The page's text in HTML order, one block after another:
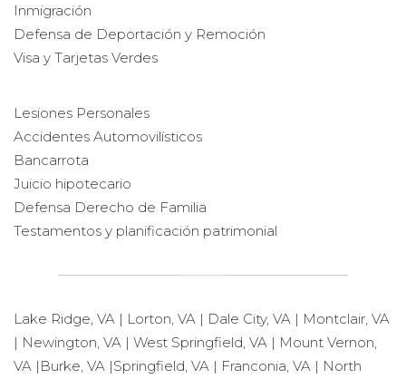
Inmigración
Defensa de Deportación y Remoción
Visa y Tarjetas Verdes
Lesiones Personales
Accidentes Automovilísticos
Bancarrota
Juicio hipotecario
Defensa Derecho de Familia
Testamentos y planificación patrimonial
Lake Ridge, VA | Lorton, VA | Dale City, VA | Montclair, VA
| Newington, VA | West Springfield, VA | Mount Vernon,
VA |Burke, VA |Springfield, VA | Franconia, VA | North